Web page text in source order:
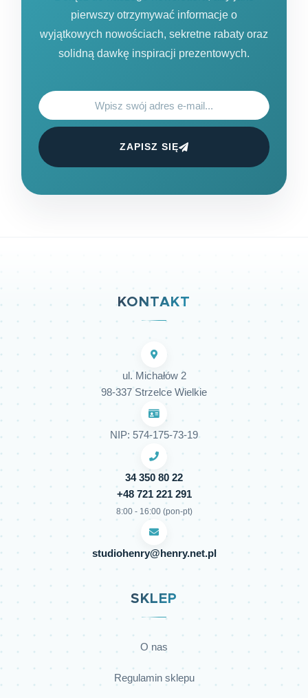
pierwszy otrzymywać informacje o
wyjątkowych nowościach, sekretne rabaty oraz
solidną dawkę inspiracji prezentowych.
ZAPISZ SIĘ
KONTAKT
ul. Michałów 2
98-337 Strzelce Wielkie
NIP: 574-175-73-19
34 350 80 22
+48 721 221 291
8:00 - 16:00 (pon-pt)
studiohenry@henry.net.pl
SKLEP
O nas
Regulamin sklepu